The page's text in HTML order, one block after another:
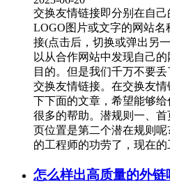
交换友情链接即分别在自
LOGO图片或文字的网站
接(点击后，切换或弹出另
以从合作网站中发现自己
目的。但是我们千万不要
交换友情链接。在交换友
下下面的文章，希望能够
很多的帮助。潜规则一、
页位置是第二个潜在规则
的工程师的功劳了，现在的
怎么样出高质量的外链